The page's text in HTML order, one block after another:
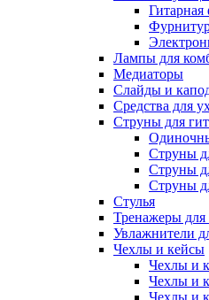
Гитарная
Лампы для
Медиаторы
Слайды и
Средства для
Струны для
Струны
Струны
Струны
Стулья
Тренажеры для
Увлажнители
Чехлы и кейсы
Чехлы и
Чехлы и
Чехлы и